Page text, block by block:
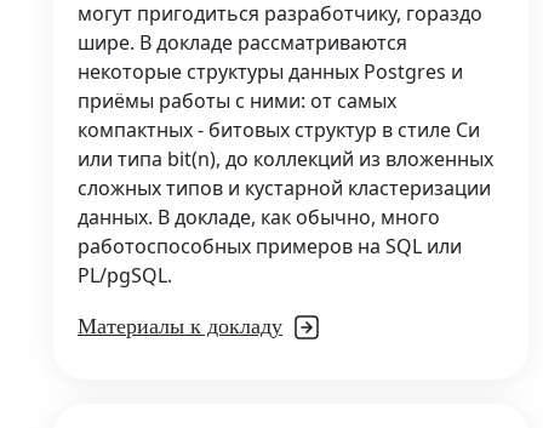
могут пригодиться разработчику, гораздо
шире. В докладе рассматриваются
некоторые структуры данных Postgres и
приёмы работы с ними: от самых
компактных - битовых структур в стиле Си
или типа bit(n), до коллекций из вложенных
сложных типов и кустарной кластеризации
данных. В докладе, как обычно, много
работоспособных примеров на SQL или
PL/pgSQL.
Материалы к докладу